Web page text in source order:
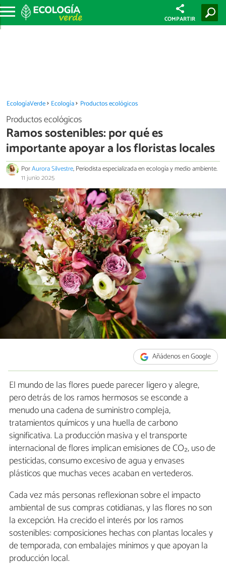
COMPARTIR
EcologíaVerde Ecología Productos ecológicos
Productos ecológicos
Ramos sostenibles: por qué es
importante apoyar a los floristas locales
PorAurora Silvestre, Periodista especializada en ecología y medio ambiente.
11 junio 2025
Añádenos en Google
El mundo de las flores puede parecer ligero y alegre,
pero detrás de los ramos hermosos se esconde a
menudo una cadena de suministro compleja,
tratamientos químicos y una huella de carbono
significativa. La producción masiva y el transporte
internacional de flores implican emisiones de CO₂, uso de
pesticidas, consumo excesivo de agua y envases
plásticos que muchas veces acaban en vertederos.
Cada vez más personas reflexionan sobre el impacto
ambiental de sus compras cotidianas, y las flores no son
la excepción. Ha crecido el interés por los ramos
sostenibles: composiciones hechas con plantas locales y
de temporada, con embalajes mínimos y que apoyan la
producción local.